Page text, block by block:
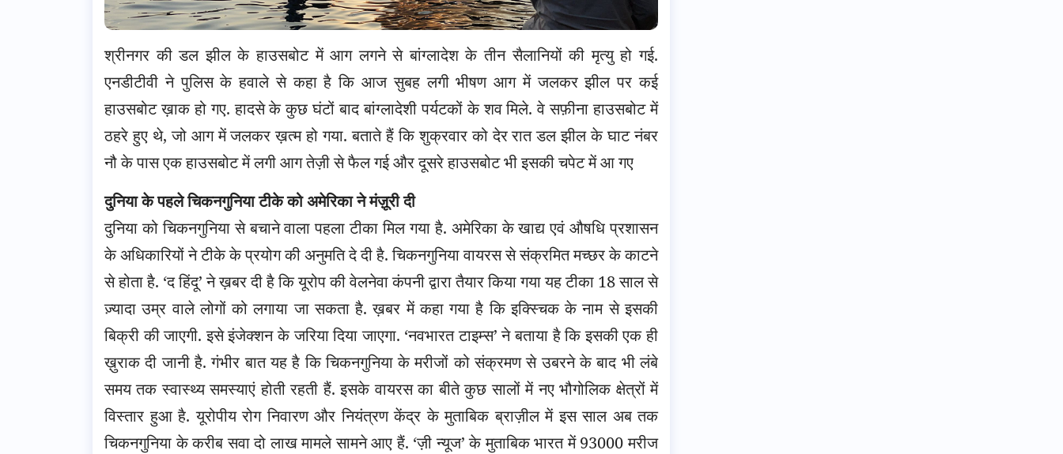
श्रीनगर की डल झील के हाउसबोट में आग लगने से बांग्लादेश के तीन सैलानियों की मृत्यु हो गई.
एनडीटीवी ने पुलिस के हवाले से कहा है कि आज सुबह लगी भीषण आग में जलकर झील पर कई
हाउसबोट ख़ाक हो गए. हादसे के कुछ घंटों बाद बांग्लादेशी पर्यटकों के शव मिले. वे सफ़ीना हाउसबोट में
ठहरे हुए थे, जो आग में जलकर ख़त्म हो गया. बताते हैं कि शुक्रवार को देर रात डल झील के घाट नंबर
नौ के पास एक हाउसबोट में लगी आग तेज़ी से फैल गई और दूसरे हाउसबोट भी इसकी चपेट में आ गए
दुनिया के पहले चिकनगुनिया टीके को अमेरिका ने मंज़ूरी दी
दुनिया को चिकनगुनिया से बचाने वाला पहला टीका मिल गया है. अमेरिका के खाद्य एवं औषधि प्रशासन
के अधिकारियों ने टीके के प्रयोग की अनुमति दे दी है. चिकनगुनिया वायरस से संक्रमित मच्छर के काटने
से होता है. ‘द हिंदू’ ने ख़बर दी है कि यूरोप की वेलनेवा कंपनी द्वारा तैयार किया गया यह टीका 18 साल से
ज़्यादा उम्र वाले लोगों को लगाया जा सकता है. ख़बर में कहा गया है कि इक्स्चिक के नाम से इसकी
बिक्री की जाएगी. इसे इंजेक्शन के जरिया दिया जाएगा. ‘नवभारत टाइम्स’ ने बताया है कि इसकी एक ही
ख़ुराक दी जानी है. गंभीर बात यह है कि चिकनगुनिया के मरीजों को संक्रमण से उबरने के बाद भी लंबे
समय तक स्वास्थ्य समस्याएं होती रहती हैं. इसके वायरस का बीते कुछ सालों में नए भौगोलिक क्षेत्रों में
विस्तार हुआ है. यूरोपीय रोग निवारण और नियंत्रण केंद्र के मुताबिक ब्राज़ील में इस साल अब तक
चिकनगुनिया के करीब सवा दो लाख मामले सामने आए हैं. ‘ज़ी न्यूज’ के मुताबिक भारत में 93000 मरीज